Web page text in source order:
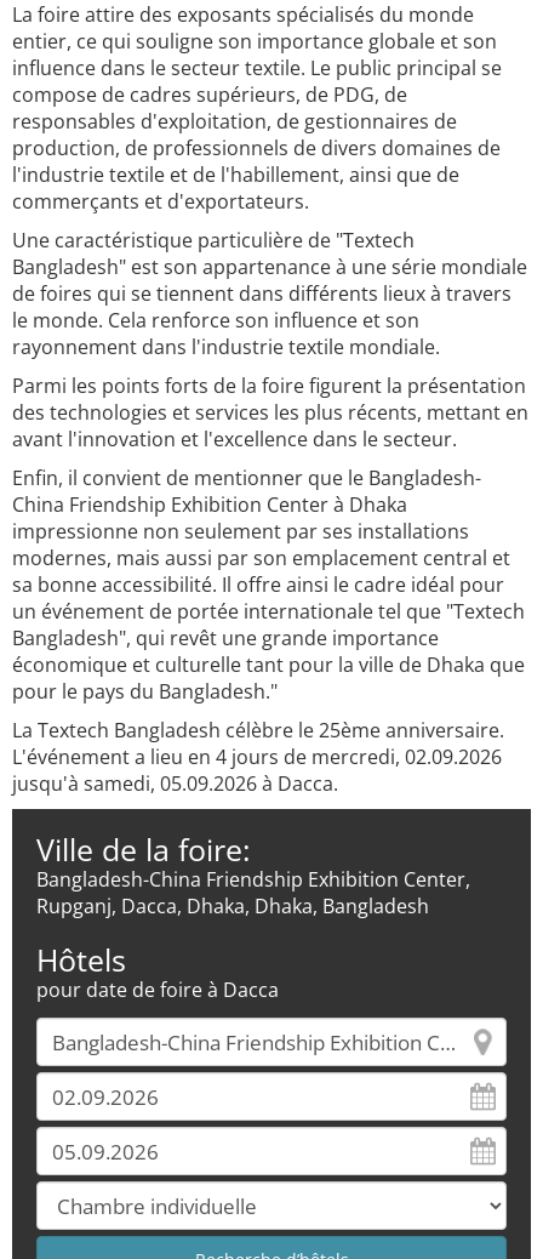
La foire attire des exposants spécialisés du monde
entier, ce qui souligne son importance globale et son
influence dans le secteur textile. Le public principal se
compose de cadres supérieurs, de PDG, de
responsables d'exploitation, de gestionnaires de
production, de professionnels de divers domaines de
l'industrie textile et de l'habillement, ainsi que de
commerçants et d'exportateurs.
Une caractéristique particulière de "Textech
Bangladesh" est son appartenance à une série mondiale
de foires qui se tiennent dans différents lieux à travers
le monde. Cela renforce son influence et son
rayonnement dans l'industrie textile mondiale.
Parmi les points forts de la foire figurent la présentation
des technologies et services les plus récents, mettant en
avant l'innovation et l'excellence dans le secteur.
Enfin, il convient de mentionner que le Bangladesh-
China Friendship Exhibition Center à Dhaka
impressionne non seulement par ses installations
modernes, mais aussi par son emplacement central et
sa bonne accessibilité. Il offre ainsi le cadre idéal pour
un événement de portée internationale tel que "Textech
Bangladesh", qui revêt une grande importance
économique et culturelle tant pour la ville de Dhaka que
pour le pays du Bangladesh."
La Textech Bangladesh célèbre le 25ème anniversaire.
L'événement a lieu en 4 jours de mercredi, 02.09.2026
jusqu'à samedi, 05.09.2026 à Dacca.
Ville de la foire:
Bangladesh-China Friendship Exhibition Center,
Rupganj, Dacca, Dhaka, Dhaka, Bangladesh
Hôtels
pour date de foire à Dacca